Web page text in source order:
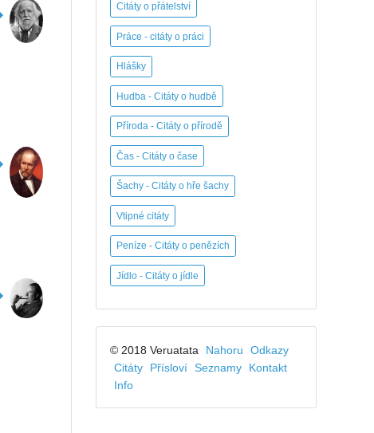
Citáty o přátelství
Práce - citáty o práci
Hlášky
Hudba - Citáty o hudbě
Příroda - Citáty o přírodě
Čas - Citáty o čase
Šachy - Citáty o hře šachy
Vtipné citáty
Peníze - Citáty o penězích
Jídlo - Citáty o jídle
© 2018 Veruatata Nahoru
Odkazy
Citáty
Přísloví Seznamy
Kontakt
Info